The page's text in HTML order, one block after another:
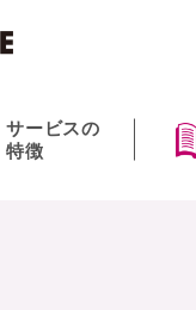
サービスの
特徴